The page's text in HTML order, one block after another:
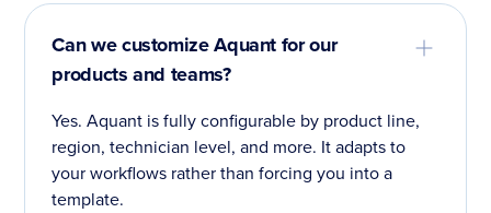
Can we customize Aquant for our
products and teams?
Yes. Aquant is fully configurable by product line,
region, technician level, and more. It adapts to
your workflows rather than forcing you into a
template.